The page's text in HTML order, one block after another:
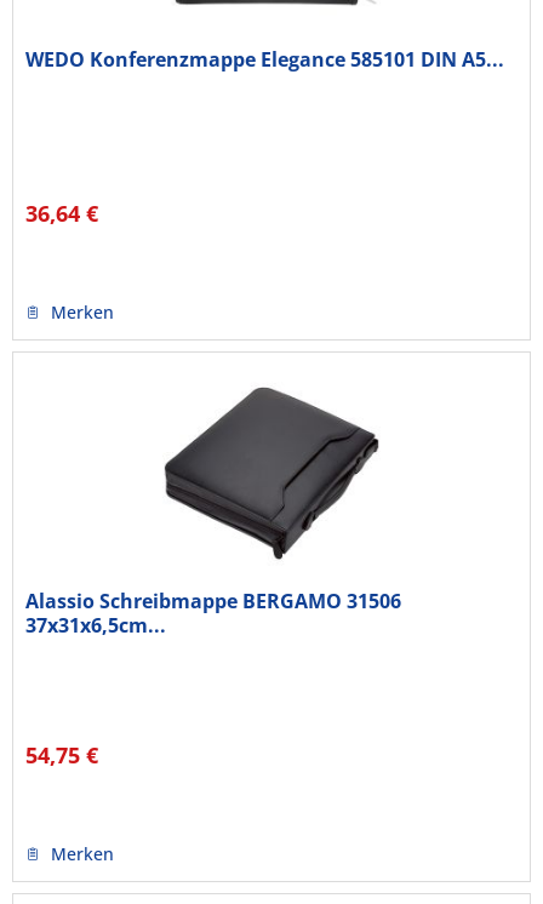
WEDO Konferenzmappe Elegance 585101 DIN A5...
36,64 €
Merken
Alassio Schreibmappe BERGAMO 31506
37x31x6,5cm...
54,75 €
Merken